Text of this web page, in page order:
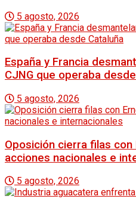
5 agosto, 2026
España y Francia
CJNG que operaba
5 agosto, 2026
Oposición cierra filas
acciones nacionales e
5 agosto, 2026